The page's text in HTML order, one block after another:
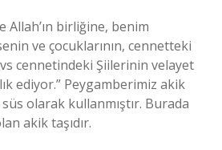
Allah’ın birliğine, benim
ve çocuklarının, cennetteki
cennetindeki Şiilerinin velayet
ediyor.” Peygamberimiz akik
olarak kullanmıştır. Burada
akik taşıdır.